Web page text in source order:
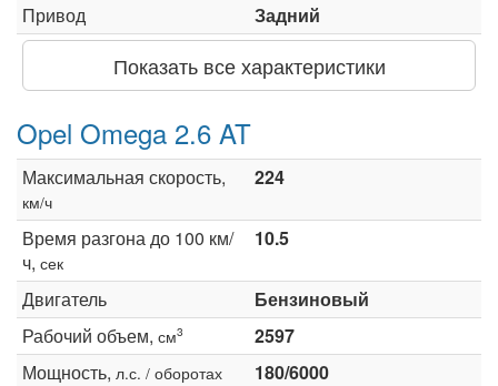
Привод
Задний
Показать все характеристики
Opel Omega 2.6 AT
Максимальная скорость,
км/ч
224
Время разгона до 100 км/
ч, сек
10.5
Двигатель
Бензиновый
Рабочий объем, см3
2597
Мощность, л.с. / оборотах
180/6000